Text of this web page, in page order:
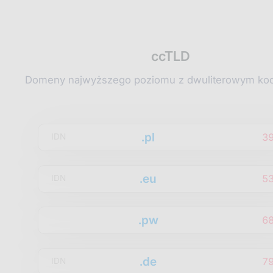
ccTLD
Domeny najwyższego poziomu z dwuliterowym
.pl
.eu
.pw
.de